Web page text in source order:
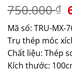
750.000₫
Mã số: TRU-MX-
Trụ thép móc
Chất liệu: Thép
Kích thước: